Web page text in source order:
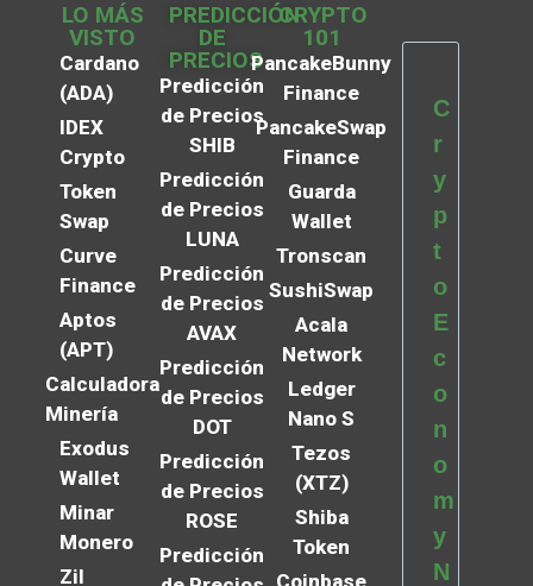
LO MÁS
VISTO
Cardano
(ADA)
IDEX
Crypto
Token
Swap
Curve
Finance
Aptos
(APT)
Calculadora
Minería
Exodus
Wallet
Minar
Monero
Zil
PREDICCIÓN
DE
PRECIOS
Predicción
de Precios
SHIB
Predicción
de Precios
LUNA
Predicción
de Precios
AVAX
Predicción
de Precios
DOT
Predicción
de Precios
ROSE
Predicción
CRYPTO
101
PancakeBunny
Finance
PancakeSwap
Finance
Guarda
Wallet
Tronscan
SushiSwap
Acala
Network
Ledger
Nano S
Tezos
(XTZ)
Shiba
Token
C
r
y
p
t
o
E
c
o
n
o
m
y
N